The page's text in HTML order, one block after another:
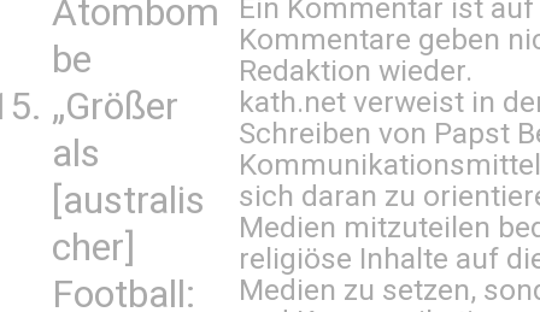
Atombom
be
„Größer
als
[australis
cher]
Football:
Ein Kommentar ist
Kommentare geben
Redaktion wieder.
kath.net verweist in
Schreiben von Papst
sich daran zu
Medien mitzuteilen
religiöse Inhalte auf
Medien zu setzen,